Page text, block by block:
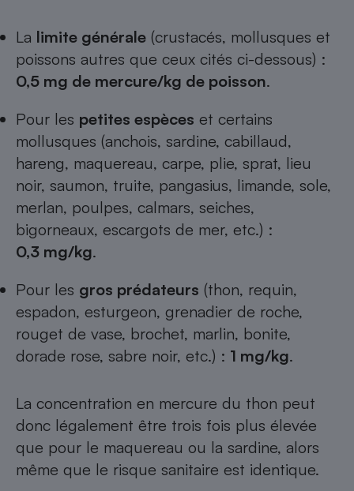
La limite générale (crustacés, mollusques et
poissons autres que ceux cités ci-dessous) :
0,5 mg de mercure/kg de poisson.
Pour les petites espèces et certains
mollusques (anchois, sardine, cabillaud,
hareng, maquereau, carpe, plie, sprat, lieu
noir, saumon, truite, pangasius, limande, sole,
merlan, poulpes, calmars, seiches,
bigorneaux, escargots de mer, etc.) :
0,3 mg/kg.
Pour les gros prédateurs (thon, requin,
espadon, esturgeon, grenadier de roche,
rouget de vase, brochet, marlin, bonite,
dorade rose, sabre noir, etc.) : 1 mg/kg.
La concentration en mercure du thon peut
donc légalement être trois fois plus élevée
que pour le maquereau ou la sardine, alors
même que le risque sanitaire est identique.